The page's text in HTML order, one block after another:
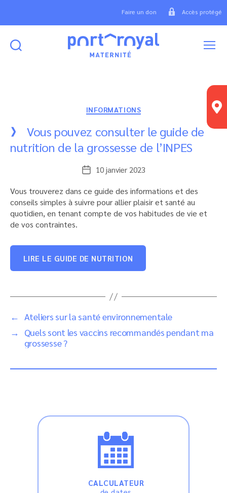
Faire un don Accès protégé
INFORMATIONS
Vous pouvez consulter le guide de
nutrition de la grossesse de l’INPES
Date
l’article
10 janvier 2023
Vous trouverez dans ce guide des informations et des
conseils simples à suivre pour allier plaisir et santé au
quotidien, en tenant compte de vos habitudes de vie et
de vos contraintes.
LIRE LE GUIDE DE NUTRITION
← Ateliers sur la santé environnementale
→
Quels sont les vaccins recommandés pendant ma
grossesse ?
CALCULATEUR